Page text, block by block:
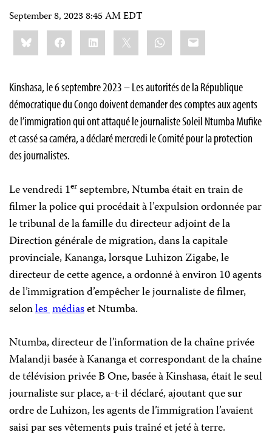
September 8, 2023 8:45 AM EDT
Share
this:BlueskyFacebookLinkedIn WhatsApp
Email
Kinshasa, le 6 septembre 2023 – Les autorités de la République
démocratique du Congo doivent demander des comptes aux agents
de l’immigration qui ont attaqué le journaliste Soleil Ntumba Mufike
et cassé sa caméra, a déclaré mercredi le Comité pour la protection
des journalistes.
Le vendredi 1erseptembre, Ntumba était en train de
filmer la police qui procédait à l’expulsion ordonnée par
le tribunal de la famille du directeur adjoint de la
Direction générale de migration, dans la capitale
provinciale, Kananga, lorsque Luhizon Zigabe, le
directeur de cette agence, a ordonné à environ 10 agents
de l’immigration d’empêcher le journaliste de filmer,
selonlesmédiaset Ntumba.
Ntumba, directeur de l’information de la chaîne privée
Malandji basée à Kananga et correspondant de la chaîne
de télévision privée B One, basée à Kinshasa, était le seul
journaliste sur place, a-t-il déclaré, ajoutant que sur
ordre de Luhizon, les agents de l’immigration l’avaient
saisi par ses vêtements puis traîné et jeté à terre.